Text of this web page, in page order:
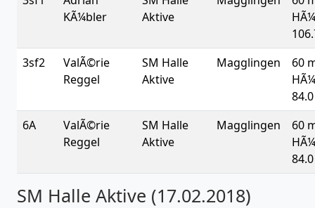
KÃ¼bler
Aktive
3sf2
ValÃ©rie
Reggel
SM Halle
Aktive
Magglingen
60
84.0
6A
ValÃ©rie
Reggel
SM Halle
Aktive
Magglingen
60
84.0
SM Halle Aktive (17.02.2018)